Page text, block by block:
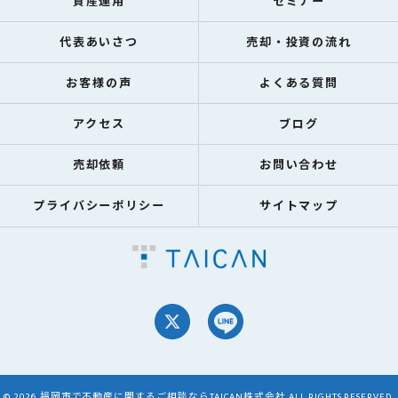
代表あいさつ 売却・投資の流れ
お客様の声 よくある質問
アクセス ブログ
売却依頼 お問い合わせ
プライバシーポリシー サイトマップ